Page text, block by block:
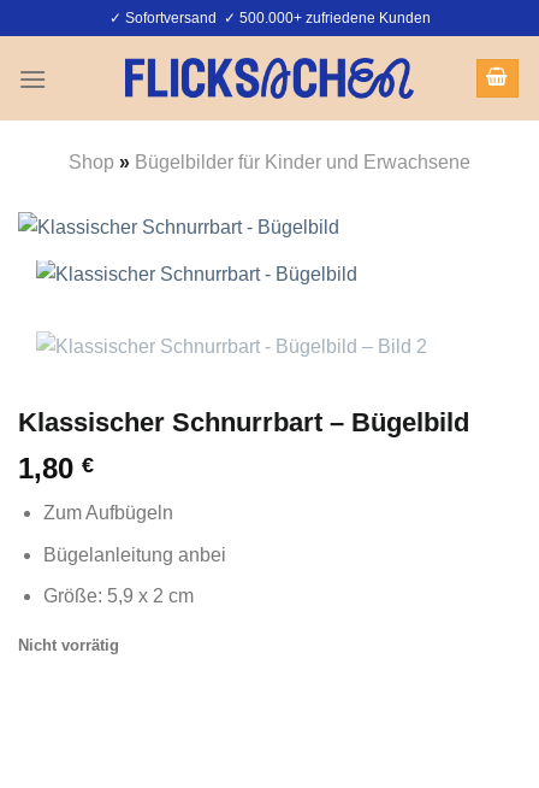
springen
✓ Sofortversand ✓ 500.000+ zufriedene Kunden
Shop » Bügelbilder für Kinder und Erwachsene
Klassischer Schnurrbart – Bügelbild
1,80 €
Zum Aufbügeln
Bügelanleitung anbei
Größe: 5,9 x 2 cm
Nicht vorrätig